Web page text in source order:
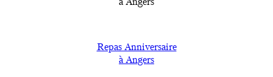
Repas Anniversaire
à Angers